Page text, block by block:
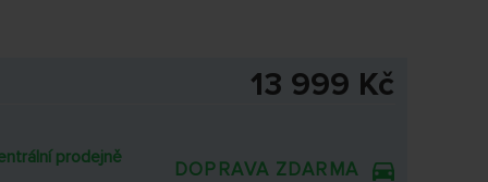
13 999 Kč
prodejně
DOPRAVA ZDARMA